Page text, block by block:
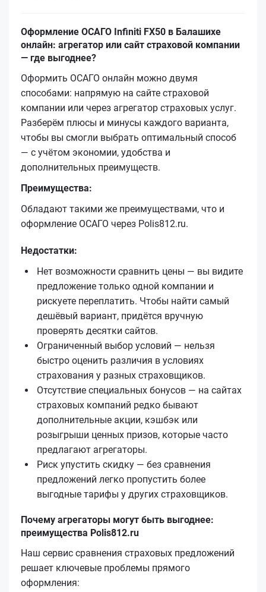
Оформление ОСАГО Infiniti FX50 в Балашихе
онлайн: агрегатор или сайт страховой компании
— где выгоднее?
Оформить ОСАГО онлайн можно двумя
способами: напрямую на сайте страховой
компании или через агрегатор страховых услуг.
Разберём плюсы и минусы каждого варианта,
чтобы вы смогли выбрать оптимальный способ
— с учётом экономии, удобства и
дополнительных преимуществ.
Преимущества:
Обладают такими же преимуществами, что и
оформление ОСАГО через Polis812.ru.
Недостатки:
Нет возможности сравнить цены — вы видите
предложение только одной компании и
рискуете переплатить. Чтобы найти самый
дешёвый вариант, придётся вручную
проверять десятки сайтов.
Ограниченный выбор условий — нельзя
быстро оценить различия в условиях
страхования у разных страховщиков.
Отсутствие специальных бонусов — на сайтах
страховых компаний редко бывают
дополнительные акции, кэшбэк или
розыгрыши ценных призов, которые часто
предлагают агрегаторы.
Риск упустить скидку — без сравнения
предложений легко пропустить более
выгодные тарифы у других страховщиков.
Почему агрегаторы могут быть выгоднее:
преимущества Polis812.ru
Наш сервис сравнения страховых предложений
решает ключевые проблемы прямого
оформления: